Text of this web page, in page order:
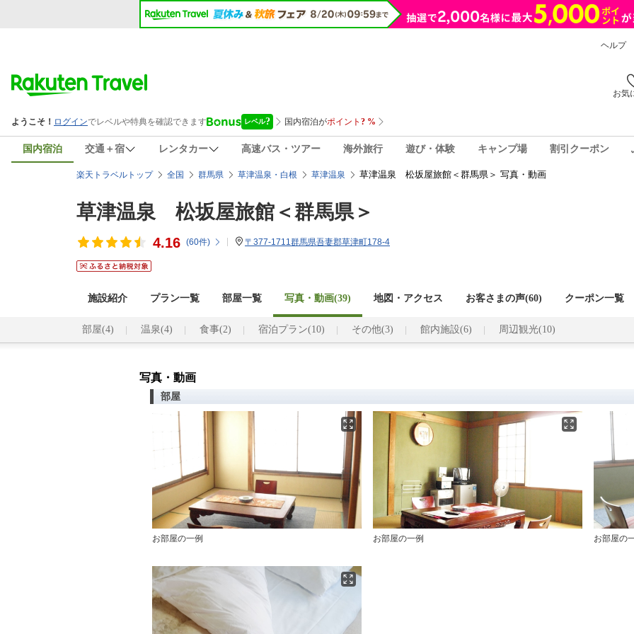
ヘルプ
お気
国内宿泊 交通＋宿 レンタカー 高速バス・ツアー 海外旅行 遊び・体験 キャンプ場 割引クーポン
楽天トラベルトップ 全国 群馬県 草津温泉・白根 草津温泉 草津温泉 松坂屋旅館＜群馬県＞ 写真・動画
草津温泉 松坂屋旅館＜群馬県＞
4.16 (60件) 〒377-1711群馬県吾妻郡草津町178-4
施設紹介 プラン一覧 部屋一覧 写真・動画(39) 地図・アクセス お客さまの声(60) クーポン一覧
部屋(4) 温泉(4) 食事(2) 宿泊プラン(10) その他(3) 館内施設(6) 周辺観光(10)
写真・動画
部屋
お部屋の一例 お部屋の一例 お部屋の